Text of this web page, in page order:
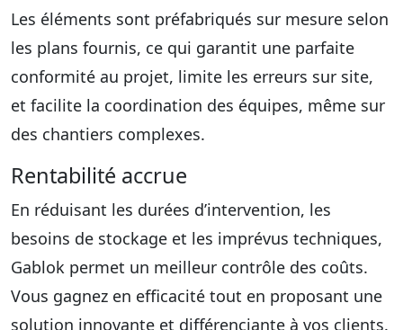
Les éléments sont préfabriqués sur mesure selon
les plans fournis, ce qui garantit une parfaite
conformité au projet, limite les erreurs sur site,
et facilite la coordination des équipes, même sur
des chantiers complexes.
Rentabilité accrue
En réduisant les durées d’intervention, les
besoins de stockage et les imprévus techniques,
Gablok permet un meilleur contrôle des coûts.
Vous gagnez en efficacité tout en proposant une
solution innovante et différenciante à vos clients.